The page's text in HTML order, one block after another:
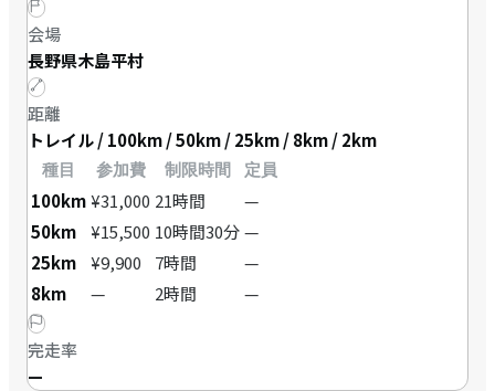
会場
長野県木島平村
距離
トレイル / 100km / 50km / 25km / 8km / 2km
種目 参加費 制限時間 定員
100km¥31,000 21時間
—
50km
¥15,500 10時間30分—
25km
¥9,900 7時間
—
8km
— 2時間 —
完走率
—